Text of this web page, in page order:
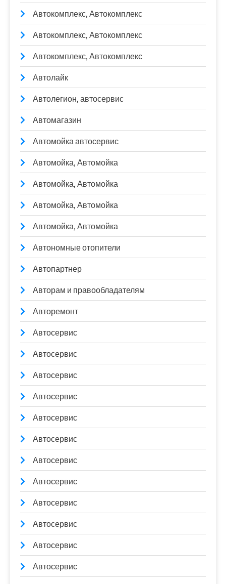
Автокомплекс, Автокомплекс
Автокомплекс, Автокомплекс
Автокомплекс, Автокомплекс
Автолайк
Автолегион, автосервис
Автомагазин
Автомойка автосервис
Автомойка, Автомойка
Автомойка, Автомойка
Автомойка, Автомойка
Автомойка, Автомойка
Автономные отопители
Автопартнер
Авторам и правообладателям
Авторемонт
Автосервис
Автосервис
Автосервис
Автосервис
Автосервис
Автосервис
Автосервис
Автосервис
Автосервис
Автосервис
Автосервис
Автосервис